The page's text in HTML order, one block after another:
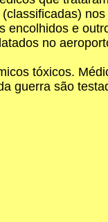
encolhidos e
no
tóxicos.
guerra são